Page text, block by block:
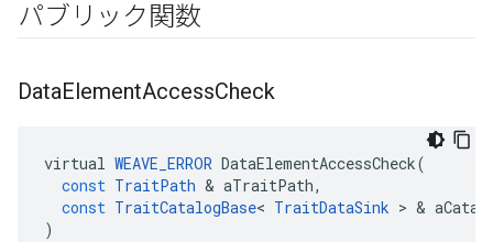
パブリック関数
DataElementAccessCheck
virtual WEAVE_ERROR DataElementAccessCheck(
const TraitPath & aTraitPath,
const TraitCatalogBase< TraitDataSink > &
)